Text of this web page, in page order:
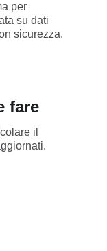
per
su dati
sicurezza.
fare
il